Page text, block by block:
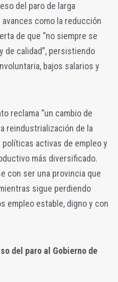
del paro de larga
como la reducción
de que “no siempre se
de calidad”, persistiendo
bajos salarios y
reclama “un cambio de
reindustrialización de la
activas de empleo y
más diversificado.
con ser una provincia que
sigue perdiendo
empleo estable, digno y con
del paro al Gobierno de